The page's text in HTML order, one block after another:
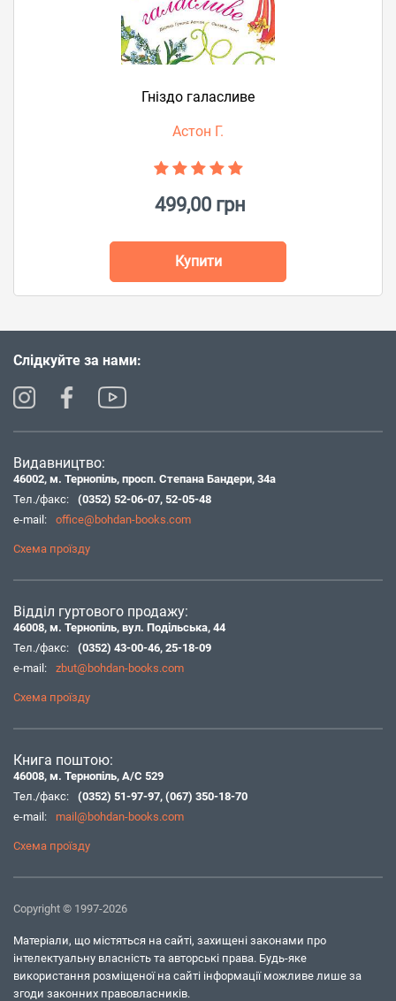
Гніздо галасливе
Астон Г.
499,00 грн
Купити
Слідкуйте за нами:
Видавництво:
46002, м. Тернопіль, просп. Степана Бандери, 34а
Тел./факс:
(0352) 52-06-07, 52-05-48
e-mail:
office@bohdan-books.com
Схема проїзду
Відділ гуртового продажу:
46008, м. Тернопіль, вул. Подільська, 44
Тел./факс:
(0352) 43-00-46, 25-18-09
e-mail:
zbut@bohdan-books.com
Схема проїзду
Книга поштою:
46008, м. Тернопіль, А/С 529
Тел./факс:
(0352) 51-97-97, (067) 350-18-70
e-mail:
mail@bohdan-books.com
Схема проїзду
Copyright © 1997-2026
Матеріали, що містяться на сайті, захищені законами про
інтелектуальну власність та авторські права. Будь-яке
використання розміщеної на сайті інформації можливе лише за
згоди законних правовласників.